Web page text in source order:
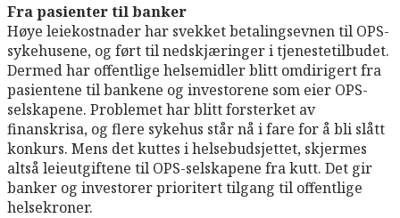
Fra pasienter til banker
Høye leiekostnader har svekket betalingsevnen til OPS-
sykehusene, og ført til nedskjæringer i tjenestetilbudet.
Dermed har offentlige helsemidler blitt omdirigert fra
pasientene til bankene og investorene som eier OPS-
selskapene. Problemet har blitt forsterket av
finanskrisa, og flere sykehus står nå i fare for å bli slått
konkurs. Mens det kuttes i helsebudsjettet, skjermes
altså leieutgiftene til OPS-selskapene fra kutt. Det gir
banker og investorer prioritert tilgang til offentlige
helsekroner.